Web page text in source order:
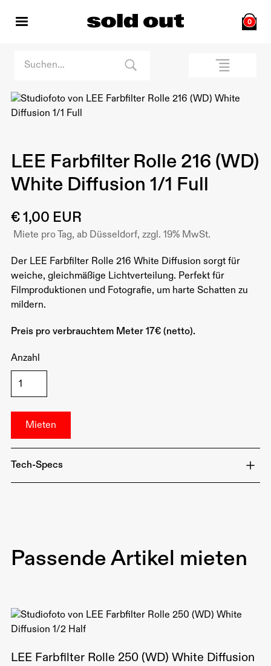
0
LEE Farbfilter Rolle 216 (WD)
White Diffusion 1/1 Full
€ 1,00 EUR
Miete pro Tag, ab Düsseldorf, zzgl. 19% MwSt.
Der LEE Farbfilter Rolle 216 White Diffusion sorgt für
weiche, gleichmäßige Lichtverteilung. Perfekt für
Filmproduktionen und Fotografie, um harte Schatten zu
mildern.
Preis pro verbrauchtem Meter 17€ (netto).
Anzahl
Tech-Specs
⁠Größe: 1,22 m x 7,62 m
Anwendung: Lichtdiffusion und Weichzeichnung
Passende Artikel mieten
LEE Farbfilter Rolle 250 (WD) White Diffusion